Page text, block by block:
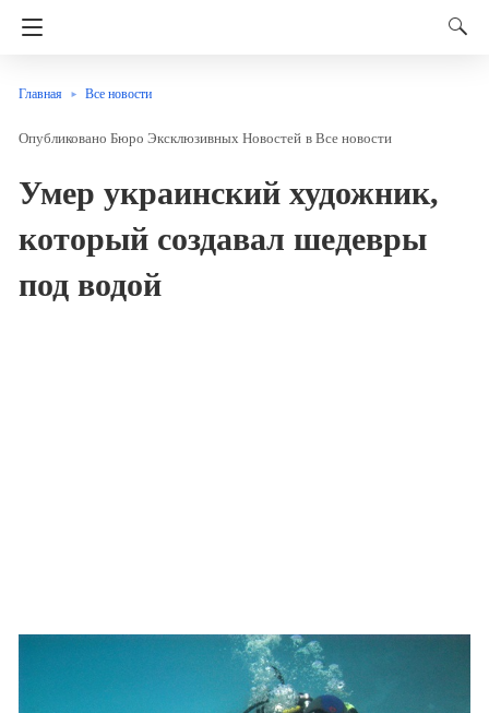
Главная Все новости
Бюро Эксклюзивных Новостей в Все новости
Умер украинский художник,
который создавал шедевры
под водой